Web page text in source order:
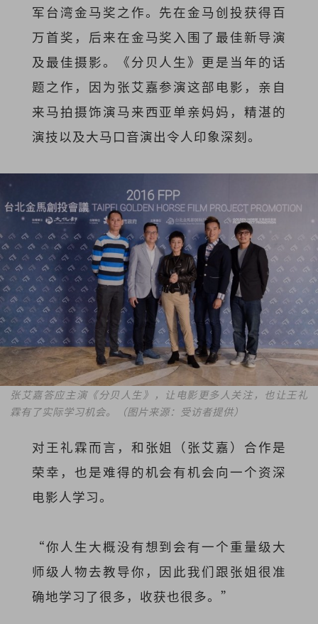
军台湾金马奖之作。先在金马创投获得百
万首奖，后来在金马奖入围了最佳新导演
及最佳摄影。《分贝人生》更是当年的话
题之作，因为张艾嘉参演这部电影，亲自
来马拍摄饰演马来西亚单亲妈妈，精湛的
演技以及大马口音演出令人印象深刻。
张艾嘉答应主演《分贝人生》，让电影更多人关注，也让王礼
霖有了实际学习机会。（图片来源：受访者提供）
对王礼霖而言，和张姐（张艾嘉）合作是
荣幸，也是难得的机会有机会向一个资深
电影人学习。
“你人生大概没有想到会有一个重量级大
师级人物去教导你，因此我们跟张姐很准
确地学习了很多，收获也很多。”